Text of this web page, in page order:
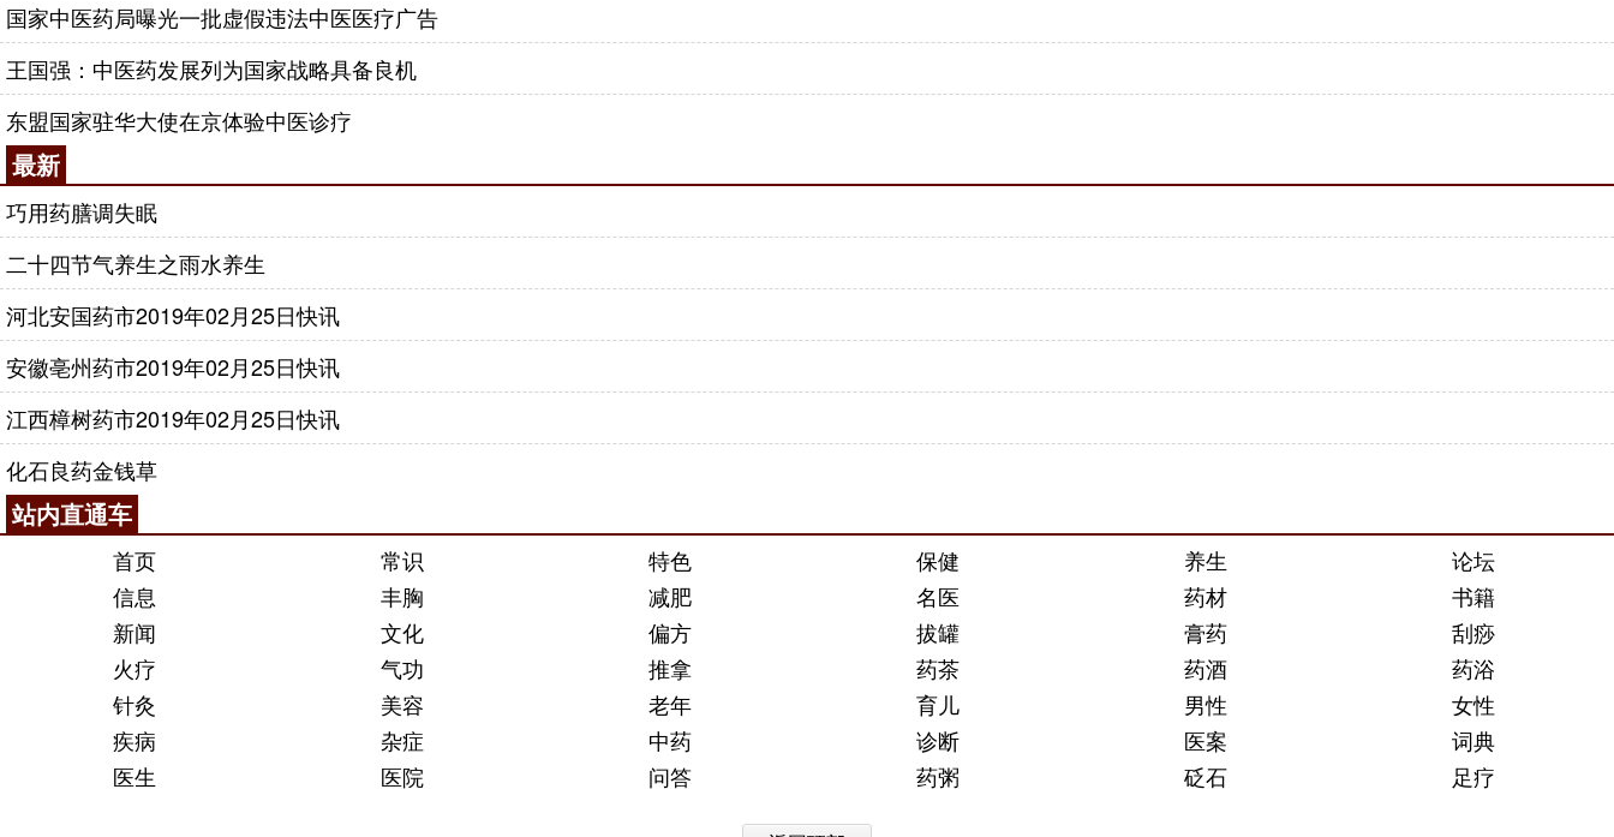
国家中医药局曝光一批虚假违法中医医疗广告
王国强：中医药发展列为国家战略具备良机
东盟国家驻华大使在京体验中医诊疗
最新
巧用药膳调失眠
二十四节气养生之雨水养生
河北安国药市2019年02月25日快讯
安徽亳州药市2019年02月25日快讯
江西樟树药市2019年02月25日快讯
化石良药金钱草
站内直通车
首页 常识 特色 保健 养生
论坛
信息
丰胸 减肥 名医 药材
书籍
新闻
文化 偏方 拔罐 膏药
刮痧
火疗
气功 推拿 药茶 药酒
药浴
针灸
美容 老年 育儿 男性
女性
疾病
杂症 中药 诊断 医案
词典
医生
医院 问答 药粥 砭石 足疗